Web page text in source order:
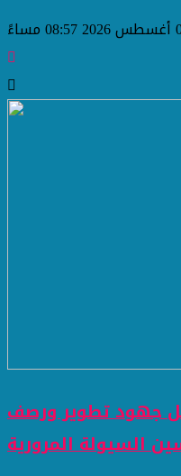
جهود تطوير ورصف
السيولة المرورية